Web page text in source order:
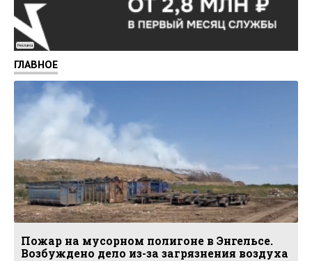
Реклама
ГЛАВНОЕ
Пожар на мусорном полигоне в Энгельсе.
Возбуждено дело из-за загрязнения воздуха